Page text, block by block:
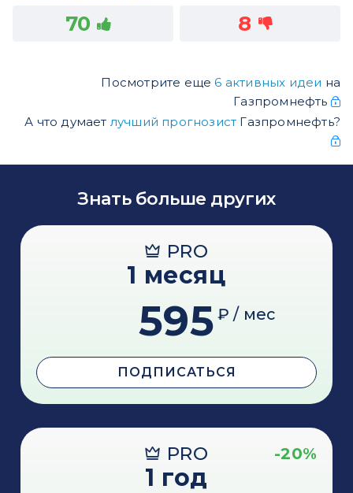
70 8
Посмотрите еще6 активных идеи на
Газпромнефть
А что думает лучший прогнозист Газпромнефть?
Знать больше других
PRO
1 месяц
595 ₽ / мес
ПОДПИСАТЬСЯ
PRO -20%
1 год